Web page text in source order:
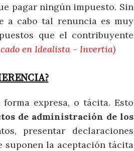
pagar ningún impuesto. Sin
a cabo tal renuncia es muy
que el contribuyente
en Idealista - Invertia)
expresa, o tácita. Esto
de administración de los
presentar declaraciones
la aceptación tácita